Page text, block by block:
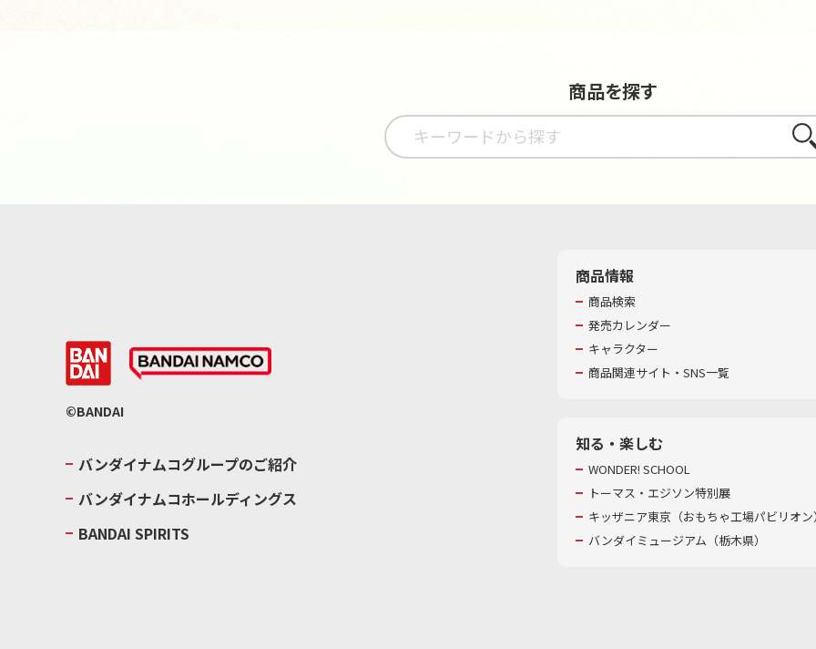
商品を探す
さが
©BANDAI
バンダイナムコグループのご紹介
バンダイナムコホールディングス
BANDAI SPIRITS
商品情報
商品検索
発売カレンダー
キャラクター
商品関連サイト・SNS一覧
知る・楽しむ
WONDER! SCHOOL
トーマス・エジソン特別展
キッザニア東京（おもちゃ工場パビリオ
バンダイミュージアム（栃木県）